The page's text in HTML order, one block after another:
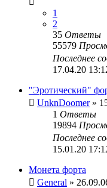
1
2
35 Ответы
55579
Последнее
17.04.20
"Эротический"
UnknDoomer»
1 Ответы
19894
Последнее
15.01.20
Монета форта
General »